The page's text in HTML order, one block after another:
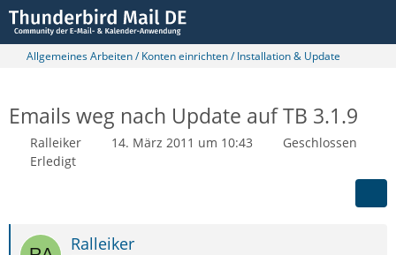
Allgemeines Arbeiten / Konten einrichten / Installation & Update
Emails weg nach Update auf TB 3.1.9
Ralleiker 14. März 2011 um 10:43
Geschlossen
Erledigt
Ralleiker